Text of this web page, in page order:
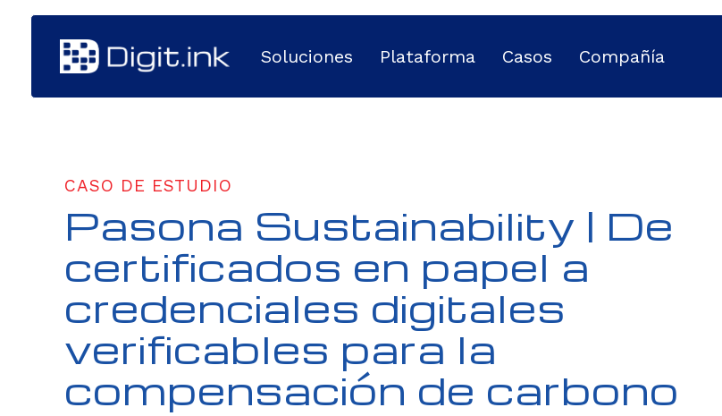
Soluciones Plataforma Casos Compañía
CASO DE ESTUDIO
Pasona Sustainability | De
certificados en papel a
credenciales digitales
verificables para la
compensación de carbono